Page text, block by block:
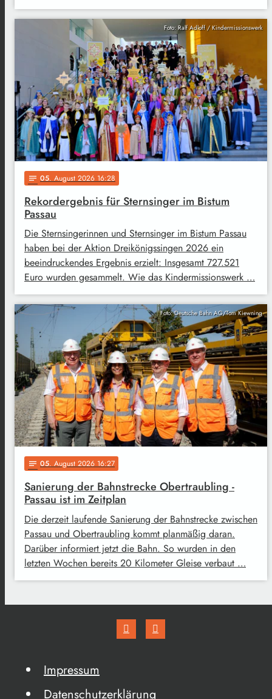
Foto: Ralf Adloff / Kindermissionswerk
notes 05. August 2026 16:28
Rekordergebnis für Sternsinger im Bistum
Passau
Die Sternsingerinnen und Sternsinger im Bistum Passau
haben bei der Aktion Dreikönigssingen 2026 ein
beeindruckendes Ergebnis erzielt: Insgesamt 727.521
Euro wurden gesammelt. Wie das Kindermissionswerk …
Foto: Deutsche Bahn AG/Tom Kiewning
notes 05. August 2026 16:27
Sanierung der Bahnstrecke Obertraubling -
Passau ist im Zeitplan
Die derzeit laufende Sanierung der Bahnstrecke zwischen
Passau und Obertraubling kommt planmäßig daran.
Darüber informiert jetzt die Bahn. So wurden in den
letzten Wochen bereits 20 Kilometer Gleise verbaut …
Impressum
Datenschutzerklärung